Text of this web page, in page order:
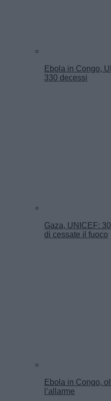
Ebola in Congo,
330 decessi
Gaza, UNICEF:
di cessate il fuoco
Ebola in Congo,
l’allarme